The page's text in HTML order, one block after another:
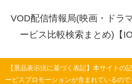
VOD配信情報局(映画・ドラ
ービス比較検索まとめ)【
【景品表示法に基づく表記】本サイトの
ービスプロモーションが含まれているの